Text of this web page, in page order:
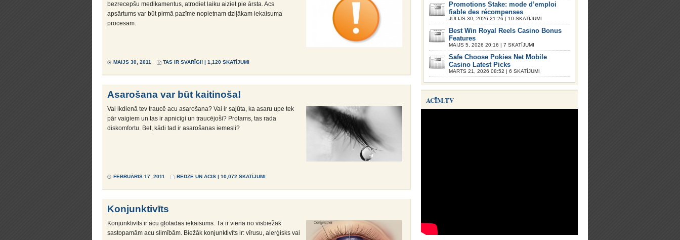
bezrecepšu medikamentus, atrodiet laiku aiziet pie ārsta. Acs
apsārtums var būt pirmā pazīme nopietnam dziļākam iekaisuma
procesam.
MAIJS 30, 2011 TAS IR SVARĪGI! | 1,120 SKATĪJUMI
Asarošana var būt kaitinoša!
Vai ikdienā tev traucē acu asarošana? Vai ir sajūta, ka asaru upe tek
pār vaigiem un tas ir apnicīgi un traucējoši? Protams, tas rada
diskomfortu. Bet, kādi tad ir asarošanas iemesli?
FEBRUĀRIS 17, 2011 REDZE UN ACIS | 10,072 SKATĪJUMI
Konjunktivīts
Konjunktivīts ir acu gļotādas iekaisums. Tā ir viena no visbiežāk
sastopamām acu slimībām. Biežāk konjunktivīts ir: vīrusu, alerģisks vai
Promotions Stake: mode d’emploi
fiable des récompenses
JŪLIJS 30, 2026 21:26 | 10 SKATĪJUMI
Best Win Royal Reels Casino Bonus
Features
MAIJS 5, 2026 20:16 | 7 SKATĪJUMI
Safe Choose Pokies Net Mobile
Casino Latest Picks
MARTS 21, 2026 08:52 | 6 SKATĪJUMI
ACĪM.TV